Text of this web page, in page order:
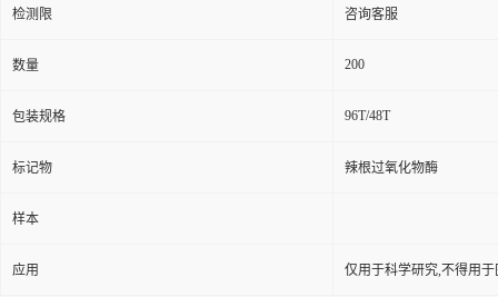
检测限 咨询客服
数量 200
包装规格 96T/48T
标记物 辣根过氧化物酶
样本
应用 仅用于科学研究,不得用